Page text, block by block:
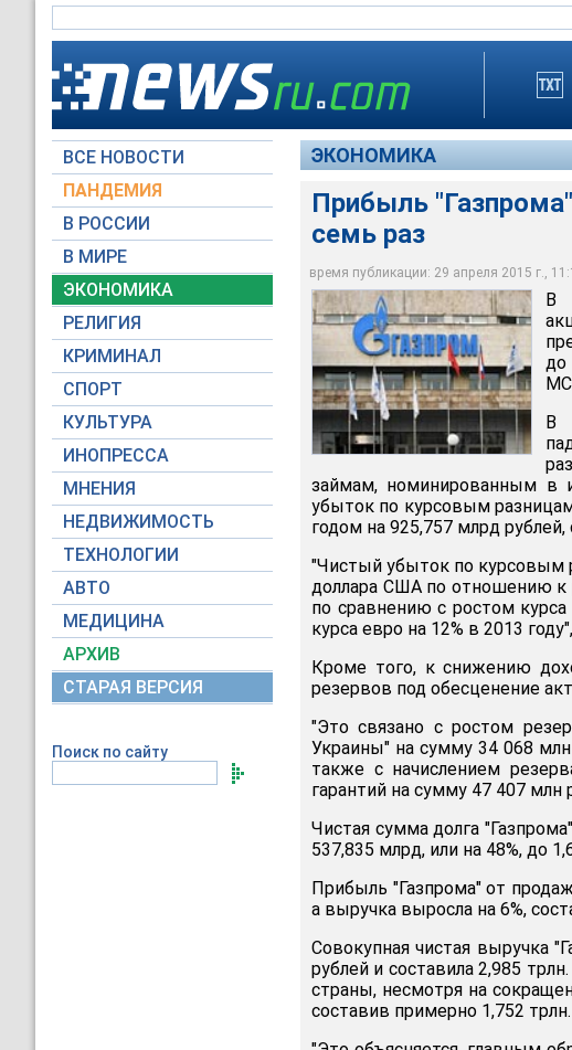
ВСЕ НОВОСТИ
ПАНДЕМИЯ
В РОССИИ
В МИРЕ
ЭКОНОМИКА
РЕЛИГИЯ
КРИМИНАЛ
СПОРТ
КУЛЬТУРА
ИНОПРЕССА
МНЕНИЯ
НЕДВИЖИМОСТЬ
ТЕХНОЛОГИИ
АВТО
МЕДИЦИНА
АРХИВ
СТАРАЯ ВЕРСИЯ
Поиск по сайту
ЭКОНОМИКА
Прибыль
семь раз
время публикации: 29 апреля 2015 г.,
Прибыль "Газпрома" в 2014
Moscow-Live.ru
В
до
В
займам, номинированным в
убыток по курсовым
годом на 925,757 млрд
"Чистый убыток по курсовым
доллара США по отношению к
по сравнению с ростом
курса евро на 12% в 2013
Кроме того, к снижению
резервов под обесценение
"Это связано с ростом
Украины" на сумму 34 068
также с начислением
гарантий на сумму 47 407 млн
Чистая сумма долга
537,835 млрд, или на 48%, до
Прибыль "Газпрома" от
а выручка выросла на 6%,
Совокупная чистая выручка
рублей и составила 2,985
страны, несмотря на
составив примерно 1,752 трлн.